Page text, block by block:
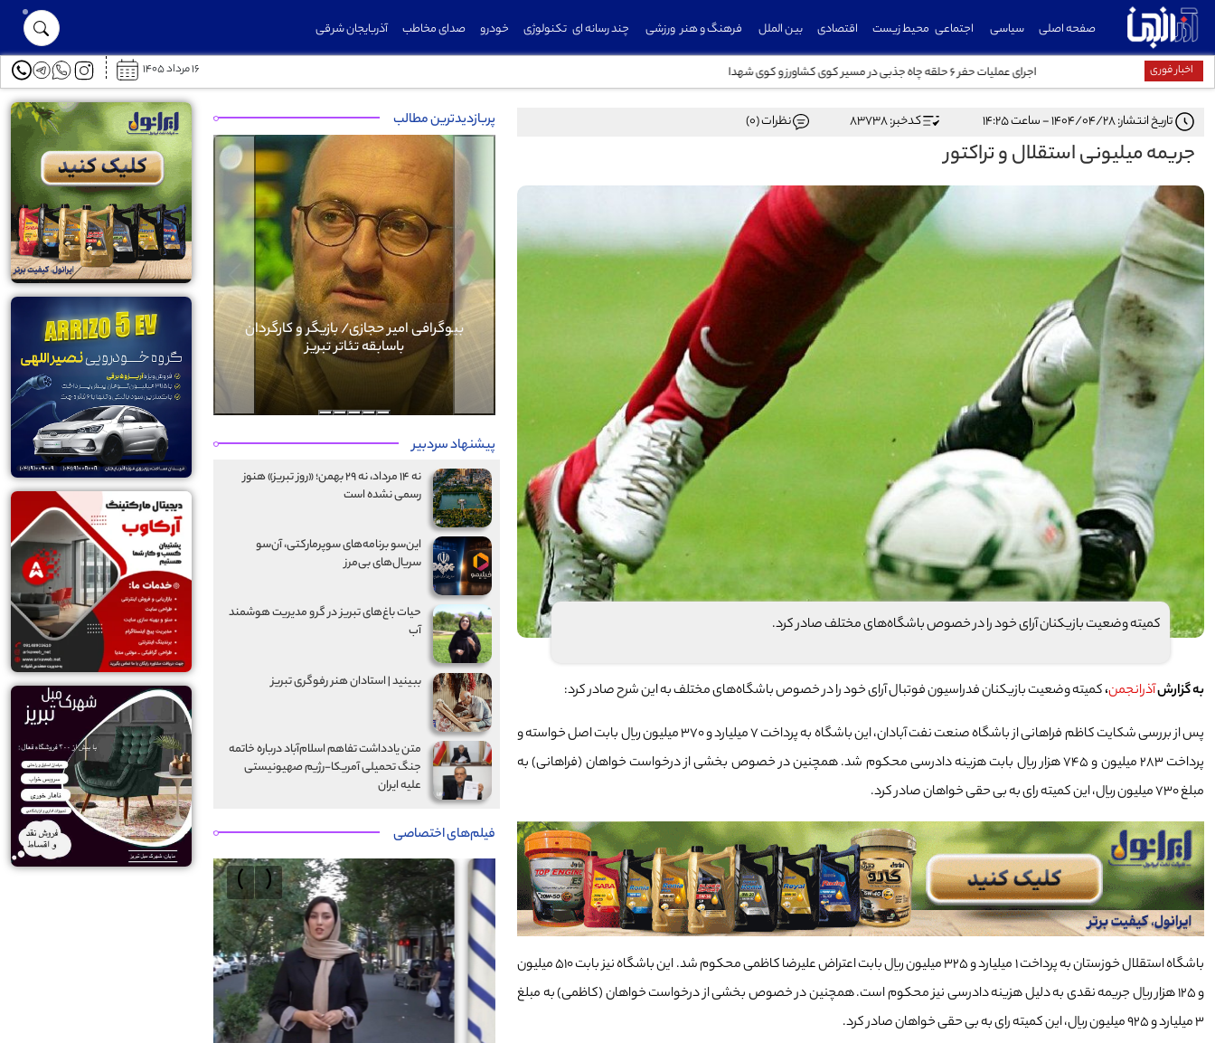
صفحه اصلی سیاسی اجتماعی محیط زیست اقتصادی بین الملل فرهنگ و هنر ورزشی چند رسانه ای تکنولوژی خودرو صدای مخاطب آذربایجان شرقی
اخبار فوری توسعه حمل‌ونقل عمومی در شهرک خاوران با احداث ایستگاه‌های جدید
۱۶ مرداد ۱۴۰۵
تاریخ انتشار: ۱۴۰۴/۰۴/۲۸ - ساعت ۱۴:۲۵ کدخبر: 83738 نظرات (0)
جریمه میلیونی استقلال و تراکتور
کمیته وضعیت بازیکنان آرای خود را در خصوص باشگاه‌های مختلف صادر کرد.
به گزارشآذرانجمن،کمیته وضعیت بازیکنان فدراسیون فوتبال آرای خود را در خصوص باشگاه‌های مختلف به این شرح صادر کرد:
پس از بررسی شکایت کاظم فراهانی از باشگاه صنعت نفت آبادان، این باشگاه به پرداخت ۷ میلیارد و ۳۷۰ میلیون ریال بابت اصل خواسته و
پرداخت ۲۸۳ میلیون و ۷۴۵ هزار ریال بابت هزینه دادرسی محکوم شد. همچنین در خصوص بخشی از درخواست خواهان (فراهانی) به
مبلغ ۷۳۰ میلیون ریال، این کمیته رای به بی حقی خواهان صادر کرد.
باشگاه استقلال خوزستان به پرداخت ۱ میلیارد و ۳۲۵ میلیون ریال بابت اعتراض علیرضا کاظمی محکوم شد. این باشگاه نیز بابت ۵۱۰ میلیون
و ۱۲۵ هزار ریال جریمه نقدی به دلیل هزینه دادرسی نیز محکوم است. همچنین در خصوص بخشی از درخواست خواهان (کاظمی) به مبلغ
۳ میلیارد و ۹۲۵ میلیون ریال، این کمیته رای به بی حقی خواهان صادر کرد.
پربازدیدترین مطالب
بیوگرافی امیر حجازی/ بازیگر و کارگردان
باسابقه تئاتر تبریز
بیوگرافی کرار نماری
Previous
Next
پیشنهاد سردبیر
نه ۱۴ مرداد، نه ۲۹ بهمن؛ «روز تبریز» هنوز
رسمی نشده است
این‌سو برنامه‌های سوپرمارکتی، آن‌سو
سریال‌های بی‌مرز
حیات باغ‌های تبریز در گرو مدیریت هوشمند
آب
ببینید | استادان هنر رفوگری تبریز
متن یادداشت تفاهم اسلام‌آباد درباره خاتمه
جنگ تحمیلی آمریکا-رژیم صهیونیستی
علیه ایران
فیلم‌های اختصاصی
‹
›